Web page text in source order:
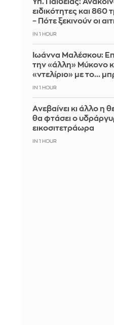
Υπ. Παιδείας:
ειδικότητες και
– Πότε ξεκινούν οι
IN 1 HOUR
Ιωάννα Μαλέσκου:
την «άλλη» Μύκονο
«ντελίριο» με το...
IN 1 HOUR
Aνεβαίνει κι άλλο η
θα φτάσει ο
εικοσιτετράωρα
IN 1 HOUR